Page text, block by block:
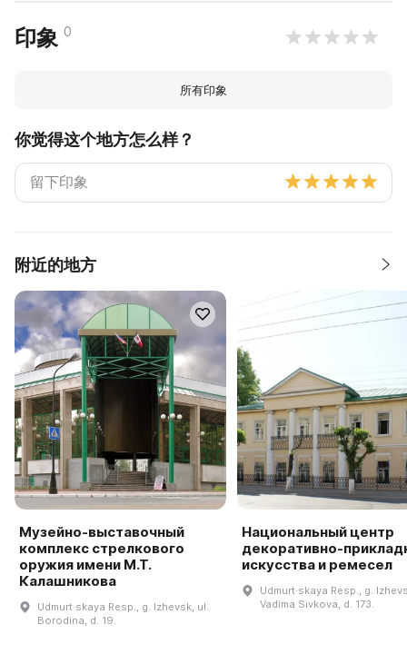
印象 0
所有印象
你觉得这个地方怎么样？
附近的地方
Музейно-выставочный
комплекс стрелкового
оружия имени М.Т.
Калашникова
Udmurt·skaya Resp., g. Izhevsk, ul.
Borodina, d. 19.
Национальный центр
декоративно-
искусства и ремесел
Udmurt·skaya Resp., g.
Vadima Sivkova, d. 173.